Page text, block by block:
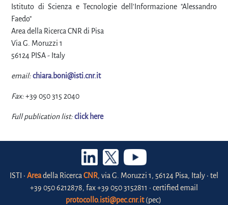
Istituto di Scienza e Tecnologie dell'Informazione "Alessandro
Faedo"
Area della Ricerca CNR di Pisa
Via G. Moruzzi 1
56124 PISA - Italy
email:chiara.boni@isti.cnr.it
Fax:+39 050 315 2040
Full publication list:click here
ISTI • Areadella RicercaCNR, via G. Moruzzi 1, 56124 Pisa, Italy • tel
+39 050 6212878, fax +39 050 3152811 • certified email
protocollo.isti@pec.cnr.it(pec)